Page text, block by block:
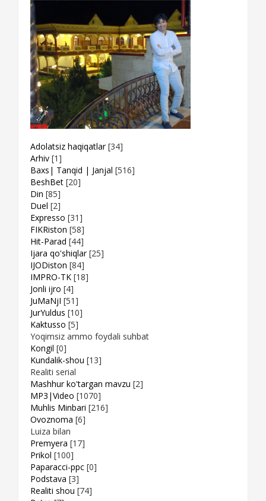
Adolatsiz haqiqatlar [34]
Arhiv [1]
Baxs| Tanqid | Janjal [516]
BeshBet [20]
Din [85]
Duel [2]
Expresso [31]
FIKRiston [58]
Hit-Parad [44]
Ijara qo'shiqlar [25]
IJODiston [84]
IMPRO-TK [18]
Jonli ijro [4]
JuMaNjI [51]
JurYuldus [10]
Kaktusso [5]
Yoqimsiz ammo foydali suhbat
Kongil [0]
Kundalik-shou [13]
Realiti serial
Mashhur ko'targan mavzu [2]
MP3|Video [1070]
Muhlis Minbari [216]
Ovoznoma [6]
Luiza bilan
Premyera [17]
Prikol [100]
Paparacci-ppc [0]
Podstava [3]
Realiti shou [74]